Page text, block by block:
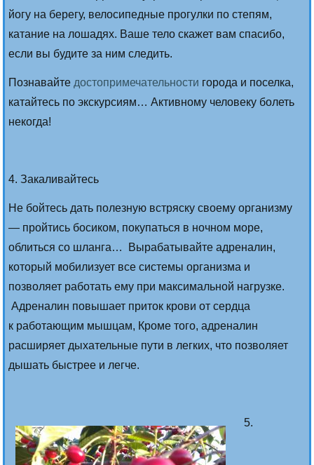
йогу на берегу, велосипедные прогулки по степям,
катание на лошадях. Ваше тело скажет вам спасибо,
если вы будите за ним следить.
Познавайте достопримечательности города и поселка,
катайтесь по экскурсиям… Активному человеку болеть
некогда!
4. Закаливайтесь
Не бойтесь дать полезную встряску своему организму
— пройтись босиком, покупаться в ночном море,
облиться со шланга… Вырабатывайте адреналин,
который мобилизует все системы организма и
позволяет работать ему при максимальной нагрузке.
Адреналин повышает приток крови от сердца
к работающим мышцам, Кроме того, адреналин
расширяет дыхательные пути в легких, что позволяет
дышать быстрее и легче.
5.